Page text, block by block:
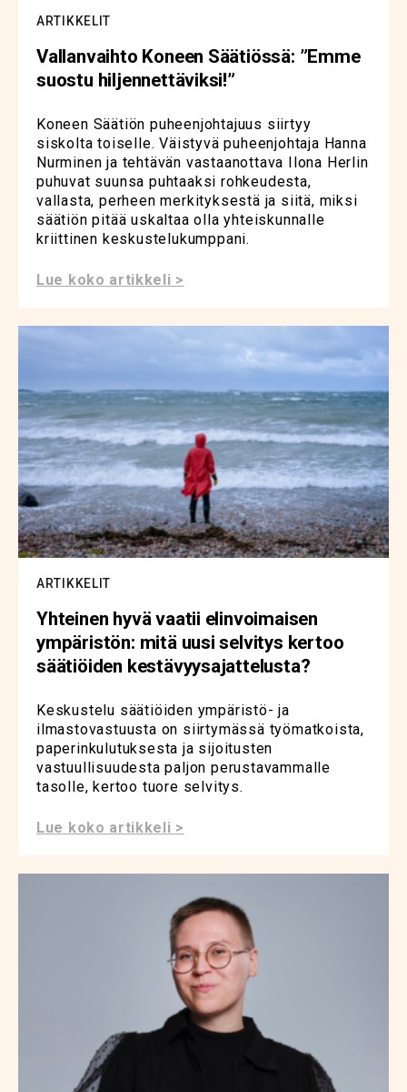
ARTIKKELIT
Vallanvaihto Koneen Säätiössä: ”Emme
suostu hiljennettäviksi!”
Koneen Säätiön puheenjohtajuus siirtyy
siskolta toiselle. Väistyvä puheenjohtaja Hanna
Nurminen ja tehtävän vastaanottava Ilona Herlin
puhuvat suunsa puhtaaksi rohkeudesta,
vallasta, perheen merkityksestä ja siitä, miksi
säätiön pitää uskaltaa olla yhteiskunnalle
kriittinen keskustelukumppani.
Lue koko artikkeli >
ARTIKKELIT
Yhteinen hyvä vaatii elinvoimaisen
ympäristön: mitä uusi selvitys kertoo
säätiöiden kestävyysajattelusta?
Keskustelu säätiöiden ympäristö- ja
ilmastovastuusta on siirtymässä työmatkoista,
paperinkulutuksesta ja sijoitusten
vastuullisuudesta paljon perustavammalle
tasolle, kertoo tuore selvitys.
Lue koko artikkeli >